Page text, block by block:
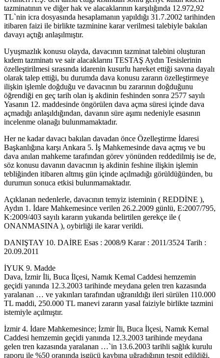
tazminatının ve diğer hak ve alacaklarının karşılığında 12.972,92
TL`nin icra dosyasında hesaplamanın yapıldığı 31.7.2002 tarihinden
itibaren faizi ile birlikte tazminine karar verilmesi talebiyle bakılan
davayı açtığı anlaşılmıştır.
Uyuşmazlık konusu olayda, davacının tazminat talebini oluşturan
kıdem tazminatı ve sair alacaklarını TESTAŞ Aydın Tesislerinin
özelleştirilmesi sırasında idarenin kusurlu hareket ettiği savına dayalı
olarak talep ettiği, bu durumda dava konusu zararın özelleştirmeye
ilişkin işlemle doğduğu ve davacının bu zararının doğduğunu
öğrendiği en geç tarih olan iş akdinin feshinden sonra 2577 sayılı
Yasanın 12. maddesinde öngörülen dava açma süresi içinde dava
açmadığı anlaşıldığından, davanın süre aşımı nedeniyle esasının
incelenme olanağı bulunmamaktadır.
Her ne kadar davacı bakılan davadan önce Özelleştirme İdaresi
Başkanlığına karşı Ankara 5. İş Mahkemesinde dava açmış ve bu
dava anılan mahkeme tarafından görev yönünden reddedilmiş ise de,
söz konusu davanın davacının iş akdinin feshine ilişkin işlemin
tebliğinden itibaren altmış gün içinde açılmadığı görüldüğünden, bu
durumun sonuca etkisi bulunmamaktadır.
Açıklanan nedenlerle, davacının temyiz isteminin ( REDDİNE ),
Aydın 1. İdare Mahkemesince verilen 26.2.2009 günlü, E:2007/795,
K:2009/403 sayılı kararın yukarıda belirtilen gerekçe ile (
ONANMASINA ), oybirliği ile karar verildi.
DANIŞTAY 10. DAİRE Esas : 2008/9 Karar : 2011/3524 Tarih :
20.09.2011
İYUK 9. Madde
Dava, İzmir İli, Buca İlçesi, Namık Kemal Caddesi hemzemin
geçidi yanında 12.3.2003 tarihinde meydana gelen tren kazasında
yaralanan … ve yakınları tarafından uğranıldığı ileri sürülen 110.000
TL maddi, 250.000 TL manevi zararın yasal faiziyle birlikte tazmini
istemiyle açılmıştır.
İzmir 4. İdare Mahkemesince; İzmir İli, Buca İlçesi, Namık Kemal
Caddesi hemzemin geçidi yanında 12.3.2003 tarihinde meydana
gelen tren kazasında yaralanan …`in 13.6.2003 tarihli sağlık kurulu
raporu ile %50 oranında işgücü kaybına uğradığının tespit edildiği,